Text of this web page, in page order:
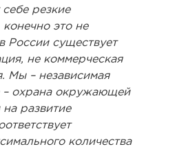
резкие
это не
России существует
не коммерческая
Мы – независимая
– охрана окружающей
развитие
количества